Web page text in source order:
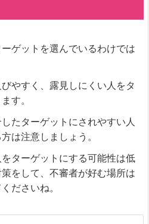
ゲットを選んでいるわけでは
やすく、露見しにくい人をタ
す。
たターゲットにされやすい人
は注意しましょう。
ターゲットにする可能性は低
をして、不審者が好む場所は
ださいね。